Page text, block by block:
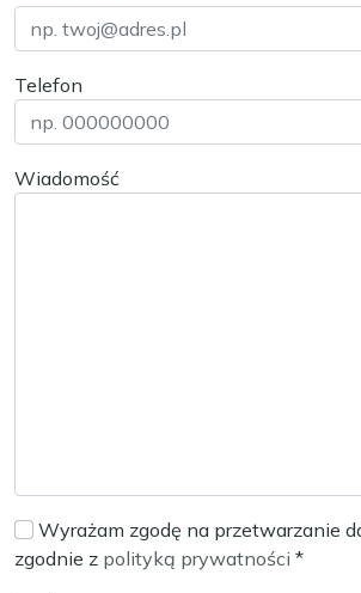
Telefon
Wiadomość
Wyrażam zgodę na przetwarzanie
zgodnie z polityką prywatności *